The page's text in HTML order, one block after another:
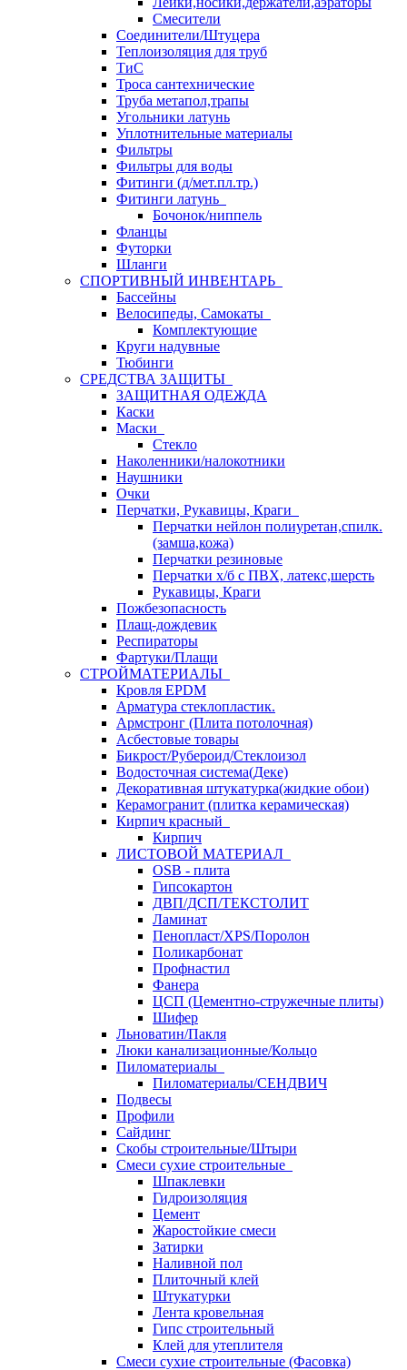
Смесители
Соединители/Штуцера
Теплоизоляция для труб
ТиС
Троса сантехнические
Труба метапол,трапы
Угольники латунь
Уплотнительные материалы
Фильтры
Фильтры для воды
Фитинги (д/мет.пл.тр.)
Фитинги латунь
Бочонок/ниппель
Фланцы
Футорки
Шланги
СПОРТИВНЫЙ ИНВЕНТАРЬ
Бассейны
Велосипеды, Самокаты
Комплектующие
Круги надувные
Тюбинги
СРЕДСТВА ЗАЩИТЫ
ЗАЩИТНАЯ ОДЕЖДА
Каски
Маски
Стекло
Наколенники/налокотники
Наушники
Очки
Перчатки, Рукавицы, Краги
Перчатки нейлон полиуретан,спилк.
(замша,кожа)
Перчатки резиновые
Перчатки х/б с ПВХ, латекс,шерсть
Рукавицы, Краги
Пожбезопасность
Плащ-дождевик
Респираторы
Фартуки/Плащи
СТРОЙМАТЕРИАЛЫ
Кровля ЕРDM
Арматура стеклопластик.
Армстронг (Плита потолочная)
Асбестовые товары
Бикрост/Рубероид/Стеклоизол
Водосточная система(Деке)
Декоративная штукатурка(жидкие обои)
Керамогранит (плитка керамическая)
Кирпич красный
Кирпич
ЛИСТОВОЙ МАТЕРИАЛ
OSB - плита
Гипсокартон
ДВП/ДСП/ТЕКСТОЛИТ
Ламинат
Пенопласт/XPS/Поролон
Поликарбонат
Профнастил
Фанера
ЦСП (Цементно-стружечные плиты)
Шифер
Льноватин/Пакля
Люки канализационные/Кольцо
Пиломатериалы
Пиломатериалы/СЕНДВИЧ
Подвесы
Профили
Сайдинг
Скобы строительные/Штыри
Смеси сухие строительные
Шпаклевки
Гидроизоляция
Цемент
Жаростойкие смеси
Затирки
Наливной пол
Плиточный клей
Штукатурки
Лента кровельная
Гипс строительный
Клей для утеплителя
Смеси сухие строительные (Фасовка)